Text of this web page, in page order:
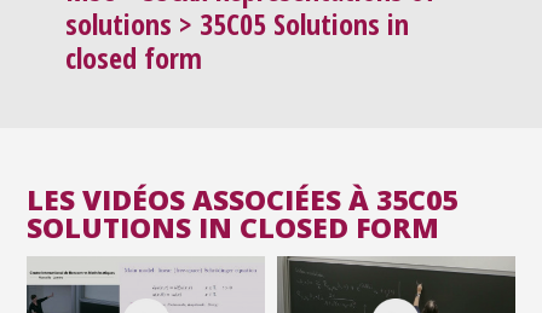
solutions > 35C05 Solutions in
closed form
LES VIDÉOS ASSOCIÉES À 35C05
SOLUTIONS IN CLOSED FORM